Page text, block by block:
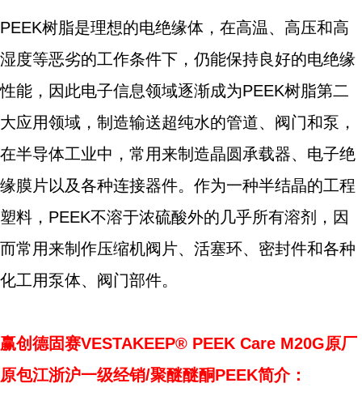
PEEK树脂是理想的电绝缘体，在高温、高压和高
湿度等恶劣的工作条件下，仍能保持良好的电绝缘
性能，因此电子信息领域逐渐成为PEEK树脂第二
大应用领域，制造输送超纯水的管道、阀门和泵，
在半导体工业中，常用来制造晶圆承载器、电子绝
缘膜片以及各种连接器件。作为一种半结晶的工程
塑料，PEEK不溶于浓硫酸外的几乎所有溶剂，因
而常用来制作压缩机阀片、活塞环、密封件和各种
化工用泵体、阀门部件。
赢创德固赛VESTAKEEP® PEEK Care M20G原厂
原包江浙沪一级经销/聚醚醚酮PEEK简介：